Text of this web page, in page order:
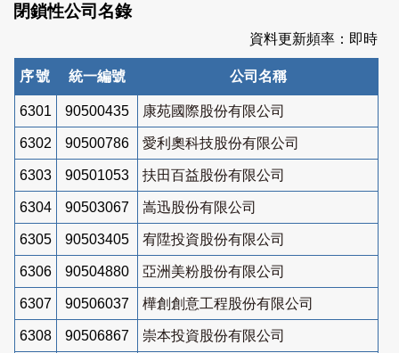
閉鎖性公司名錄
資料更新頻率：即時
序號 統一編號 公司名稱
6301 90500435 康苑國際股份有限公司
6302 90500786 愛利奧科技股份有限公司
6303 90501053 扶田百益股份有限公司
6304 90503067 嵩迅股份有限公司
6305 90503405 宥陞投資股份有限公司
6306 90504880 亞洲美粉股份有限公司
6307 90506037 樺創創意工程股份有限公司
6308 90506867 崇本投資股份有限公司